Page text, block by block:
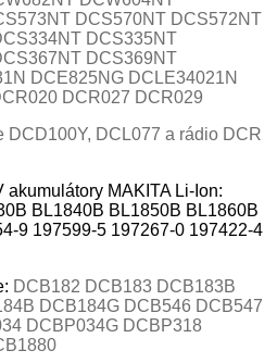
DCS570NT DCS572NT
DCS335NT
DCS369NT
DCE825NG DCLE34021N
DCR027 DCR029
DCD100Y, DCL077 a rádio DCR
MAKITA Li-Ion:
BL1840B BL1850B BL1860B
9 197599-5 197267-0 197422-4
DCB182 DCB183 DCB183B
DCB184G DCB546 DCB547
DCBP034G DCBP318